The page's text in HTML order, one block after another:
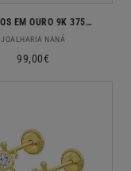
BRINCOS EM OURO 9K 375% C/ ZIRCONIAS
Fornecedor:
JOALHARIA NANÁ
Preço
99,00€